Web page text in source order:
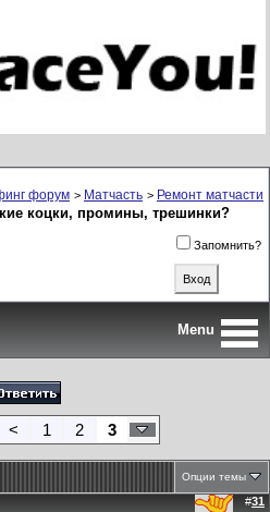
форум > Матчасть > Ремонт матчасти
коцки, промины, трешинки?
Запомнить?
Menu
< 1 2 3
Опции темы
#31